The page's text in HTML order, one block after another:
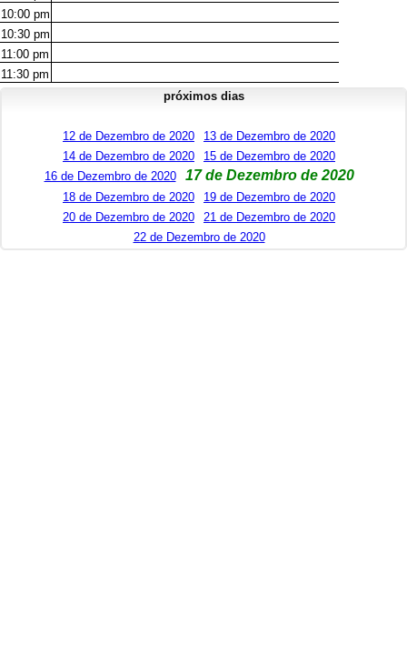
10:00 pm
10:30 pm
11:00 pm
11:30 pm
próximos dias
12 de Dezembro de 2020
13 de Dezembro de 2020
14 de Dezembro de 2020
15 de Dezembro de 2020
16 de Dezembro de 2020
17 de Dezembro de 2020
18 de Dezembro de 2020
19 de Dezembro de 2020
20 de Dezembro de 2020
21 de Dezembro de 2020
22 de Dezembro de 2020